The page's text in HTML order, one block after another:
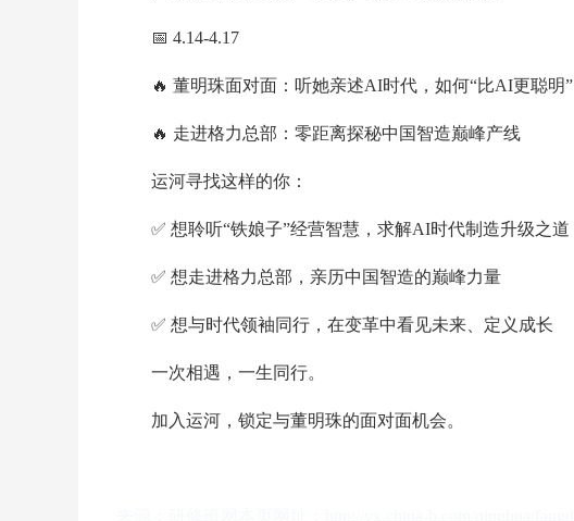
📅 4.14-4.17
🔥 董明珠面对面：听她亲述AI时代，如何“比AI更聪明”
🔥 走进格力总部：零距离探秘中国智造巅峰产线
运河寻找这样的你：
✅ 想聆听“铁娘子”经营智慧，求解AI时代制造升级之道
✅ 想走进格力总部，亲历中国智造的巅峰力量
✅ 想与时代领袖同行，在变革中看见未来、定义成长
一次相遇，一生同行。
加入运河，锁定与董明珠的面对面机会。